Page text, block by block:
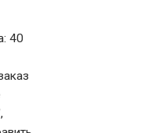
40